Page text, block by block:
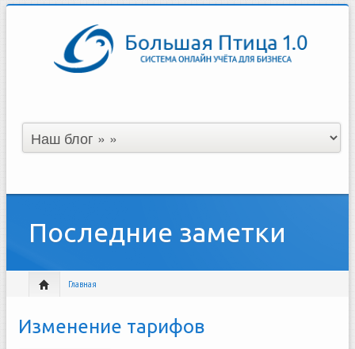
Последние заметки
Главная
Изменение тарифов